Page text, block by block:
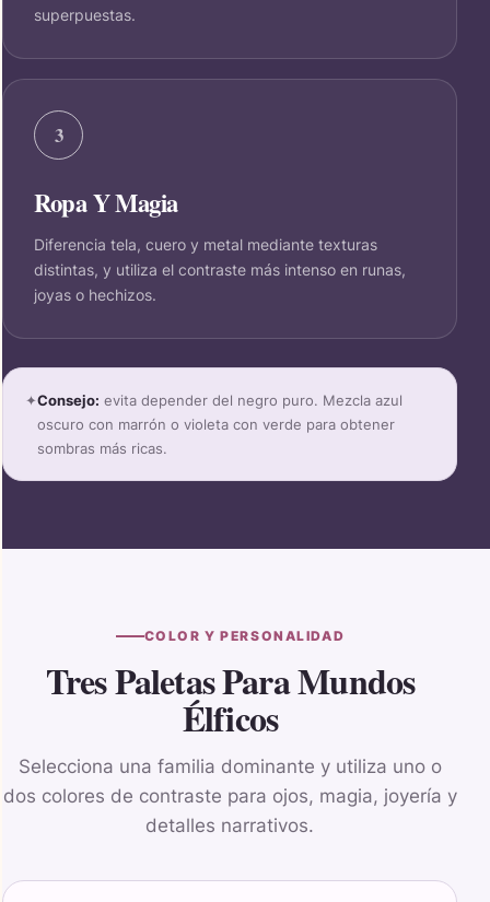
superpuestas.
3
Ropa Y Magia
Diferencia tela, cuero y metal mediante texturas
distintas, y utiliza el contraste más intenso en runas,
joyas o hechizos.
✦Consejo: evita depender del negro puro. Mezcla azul
oscuro con marrón o violeta con verde para obtener
sombras más ricas.
COLOR Y PERSONALIDAD
Tres Paletas Para Mundos
Élficos
Selecciona una familia dominante y utiliza uno o
dos colores de contraste para ojos, magia, joyería y
detalles narrativos.